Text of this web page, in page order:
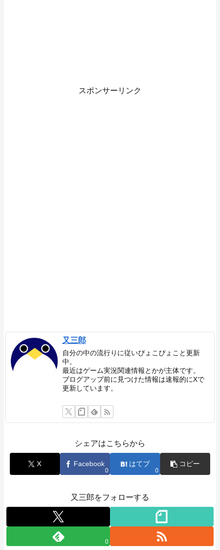
スポンサーリンク
又三郎
自分の中の流行りに従いぴょこぴょこと更新
中。
最近はゲーム実況関連情報とかが主体です。
ブログアップ前に見つけた情報は速報的にXで
更新しています。
シェアはこちらから
X Facebook
0
はてブ
0
コピー
又三郎をフォローする
0